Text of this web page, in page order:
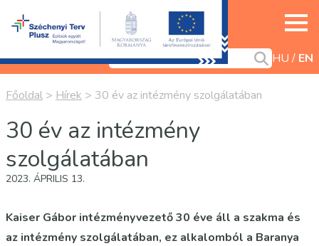
HU EN
Főoldal > Hírek > 30 év az intézmény szolgálatában
30 év az intézmény
szolgálatában
2023. ÁPRILIS 13.
Kaiser Gábor intézményvezető 30 éve áll a szakma és
az intézmény szolgálatában, ez alkalomból a Baranya